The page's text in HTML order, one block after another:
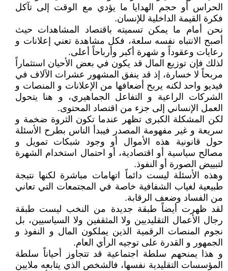
الحراس أو حجم الهدايا ما يؤدي مع الوقت إلى تآكل
فكرة القيمة الداخلية للإنسان.
نحن أمام ما يمكن تسميته باقتصاد المشاهدات حيث
أصبح الانتباه نفسه سلعة، فكل مشاهدة تعني إعلانات و
رعايات وعقوداً و شهرة أكبر وأرباحاً أعلى.
لذلك فإن توزيع المال قد يكون في بعض الأحيان استثماراً
مربحاً لا خسارة، إذ قد ينفق المشهور عشرات الآلاف في
فيديو واحد لكنه يربح أضعافها من الإعلانات و المنصات و
الشركات الراعية و التفاعل الجماهيري، و هنا يتحول
العمل الإنساني إلى جزء من اقتصاد المحتوى.
لكن المشكلة الكبرى تظهر عندما تكون الثروة ضخمة و
سريعة و غير مفهومة المصدر فيبدأ الناس بطرح الأسئلة
حول قانونية هذه الأموال أو وجود شبكات تمويل و
مصالح سياسية أو اقتصادية، أو احتمال استخدام الشهرة
لتبييض الصورة أو النفوذ.
وهذه الأسئلة ليست دائماً اتهامات مباشرة لكنها نتيجة
طبيعية لغياب الشفافية خاصة في المجتمعات التي تعاني
من الفساد وضعف الرقابة.
لقد ظهرت أيضاً طبقة جديدة من النخب ليست طبقة
رجال الأعمال التقليديين ولا المثقفين ولا السياسيين، بل
نجوم المنصات الرقمية الذين يملكون المال و النفوذ و
الجمهور و القدرة على توجيه الرأي العام.
و هذا يمنحهم سلطة اجتماعية قد تتجاوز أحياناً سلطة
المؤسسات التقليدية نفسها، فالشخص الذي يتابعه ملايين